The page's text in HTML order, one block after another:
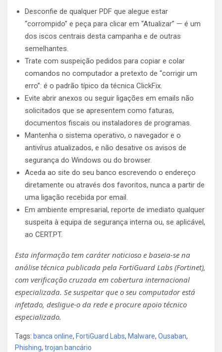
Desconfie de qualquer PDF que alegue estar
“corrompido” e peça para clicar em “Atualizar” — é um
dos iscos centrais desta campanha e de outras
semelhantes.
Trate com suspeição pedidos para copiar e colar
comandos no computador a pretexto de “corrigir um
erro”: é o padrão típico da técnica ClickFix.
Evite abrir anexos ou seguir ligações em emails não
solicitados que se apresentem como faturas,
documentos fiscais ou instaladores de programas.
Mantenha o sistema operativo, o navegador e o
antivírus atualizados, e não desative os avisos de
segurança do Windows ou do browser.
Aceda ao site do seu banco escrevendo o endereço
diretamente ou através dos favoritos, nunca a partir de
uma ligação recebida por email.
Em ambiente empresarial, reporte de imediato qualquer
suspeita à equipa de segurança interna ou, se aplicável,
ao CERT.PT.
Esta informação tem caráter noticioso e baseia-se na
análise técnica publicada pela FortiGuard Labs (Fortinet),
com verificação cruzada em cobertura internacional
especializada. Se suspeitar que o seu computador está
infetado, desligue-o da rede e procure apoio técnico
especializado.
Tags: banca online, FortiGuard Labs, Malware, Ousaban,
Phishing, trojan bancário